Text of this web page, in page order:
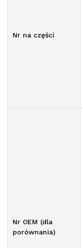
Nr na części
Nr OEM (dla
porównania)